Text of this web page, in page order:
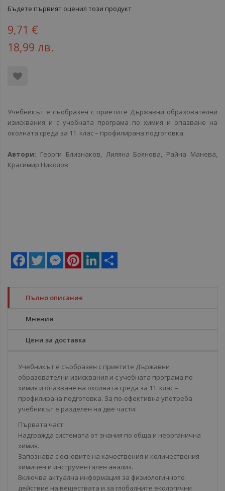
Бъдете първият оценил този продукт
9,71 €
18,99 лв.
Учебникът е съобразен с приетите Държавни образователни
изисквания и с учебната програма по химия и опазване на
околната среда за 11. клас – профилирана подготовка.
Автори: Георги Близнаков, Лиляна Боянова, Райна Манева,
Красимир Николов
Facebook
Twitter MessengerPinterestLinkedIn
Пълно описание
Мнения
Цени за доставка
Учебникът е съобразен с приетите Държавни
образователни изисквания и с учебната програма по
химия и опазване на околната среда за 11. клас –
профилирана подготовка. За по-ефективна употреба
учебникът е разделен на две части.
Първата част:
Надгражда системата от знания по обща и неорганична
химия.
Запознава с основите на качествения и количествения
химичен и инструментален анализ.
Включва актуална информация за физиологичното
действие на веществата и за глобалните екологични